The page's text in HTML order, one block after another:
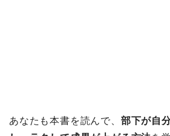
あなたも本書を読んで、 部下が自